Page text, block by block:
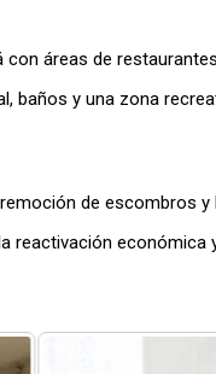
áreas de
baños y una zona
de escombros
reactivación